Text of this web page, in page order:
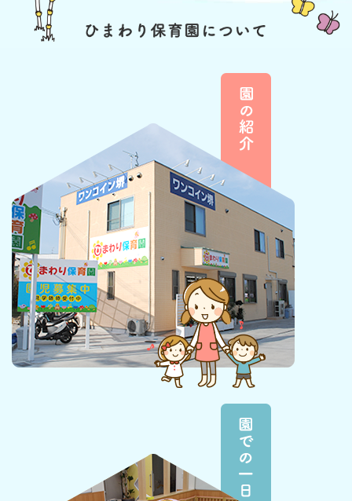
＼R８年度４月のアルバムを更新しま
した(^O^)／
今月からパスワードが変更になって
いるので、新しいパスワードでよろ
しくお願いいたします❁